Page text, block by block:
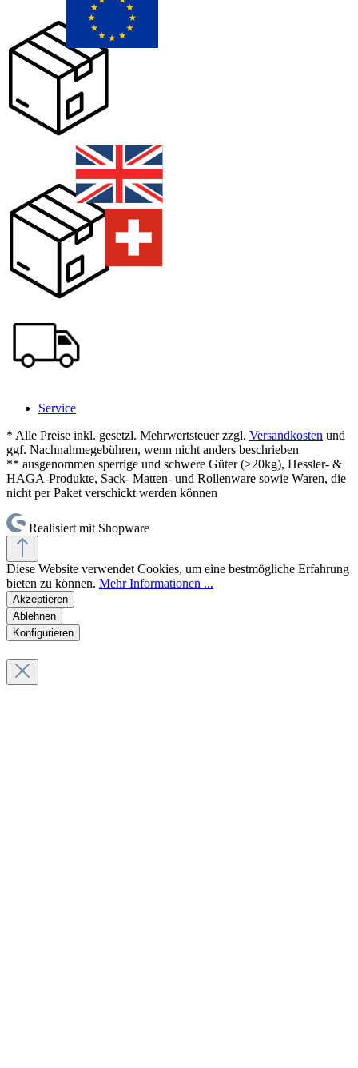
Service
* Alle Preise inkl. gesetzl. Mehrwertsteuer zzgl. Versandkosten und
ggf. Nachnahmegebühren, wenn nicht anders beschrieben
** ausgenommen sperrige und schwere Güter (>20kg), Hessler- &
HAGA-Produkte, Sack- Matten- und Rollenware sowie Waren, die
nicht per Paket verschickt werden können
Realisiert mit Shopware
Diese Website verwendet Cookies, um eine bestmögliche Erfahrung
bieten zu können. Mehr Informationen ...
Akzeptieren
Ablehnen
Konfigurieren